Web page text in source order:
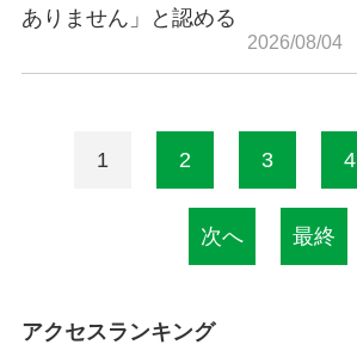
ありません」と認める
2026/08/04
1 2 3 4
次へ 最終
アクセスランキング